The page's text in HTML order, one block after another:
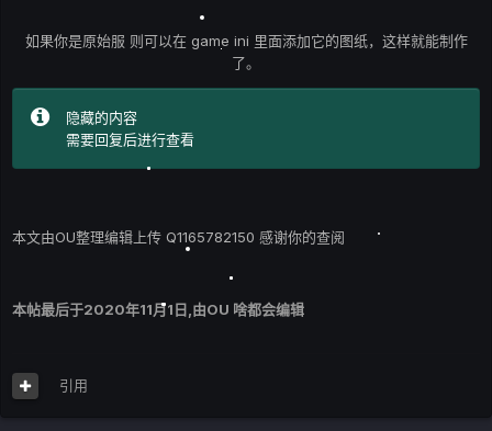
如果你是原始服 则可以在 game ini 里面添加它的图纸，这样就能制作
了。
隐藏的内容
需要回复后进行查看
本文由OU整理编辑上传 Q1165782150 感谢你的查阅
本帖最后于2020年11月1日 ,由OU 啥都会编辑
引用